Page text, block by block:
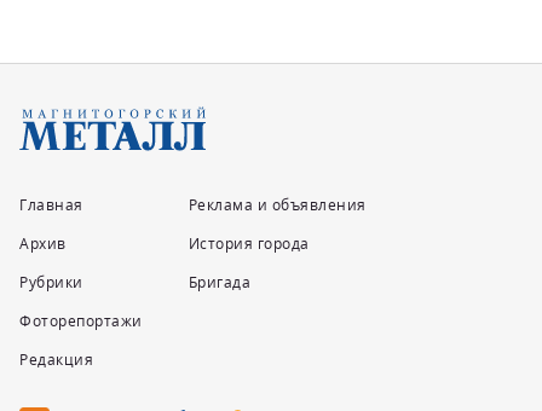
Главная
Архив
Рубрики
Фоторепортажи
Редакция
Реклама и объявления
История города
Бригада